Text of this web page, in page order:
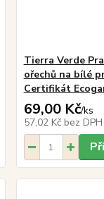
Tierra Verde
ořechů na bílé
Certifikát
69,00 Kč/ks
57,02 Kč bez DPH